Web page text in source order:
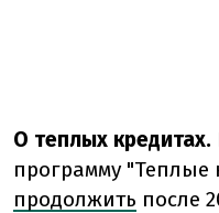
О теплых кредитах.
программу "Теплые
продолжить после